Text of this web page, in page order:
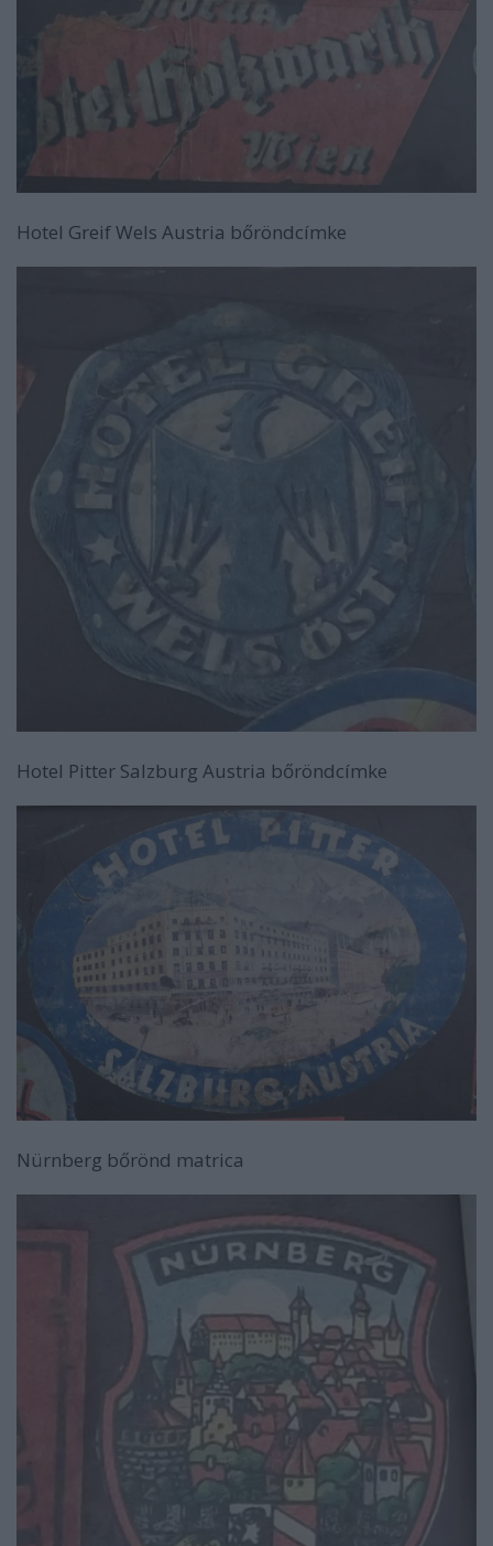
Hotel Greif Wels Austria bőröndcímke
Hotel Pitter Salzburg Austria bőröndcímke
Nürnberg bőrönd matrica